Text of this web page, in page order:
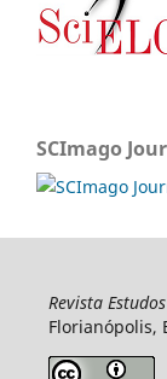
SCImago
Revista
Florianópolis,